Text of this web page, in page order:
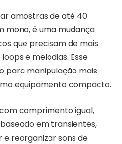
amostras de até 40
mono, é uma mudança
que precisam de mais
e melodias. Esse
para manipulação mais
equipamento compacto.
comprimento igual,
em transientes,
reorganizar sons de